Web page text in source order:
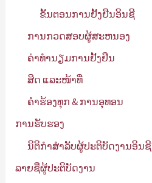
ຂັ້ນຕອນການຢັ້ງຢືນອິນຊີ
ການກວດສອບຜູ້ສະຫນອງ
ຄ່າທຳນຽມການຢັ້ງຢືນ
ສິດ ແລະໜ້າທີ່
ຄໍາຮ້ອງທຸກ & ການອຸທອນ
ການຮັບຮອງ
ນິຕິກໍາສໍາລັບຜູ້ປະຕິບັດງານອິນຊີ
ລາຍຊື່ຜູ້ປະຕິບັດງານ